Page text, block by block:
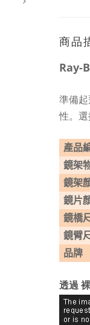
商品
Ray-
準備
性。
產品
鏡架
鏡架
鏡片
鏡橋
鏡臂
品牌
透過